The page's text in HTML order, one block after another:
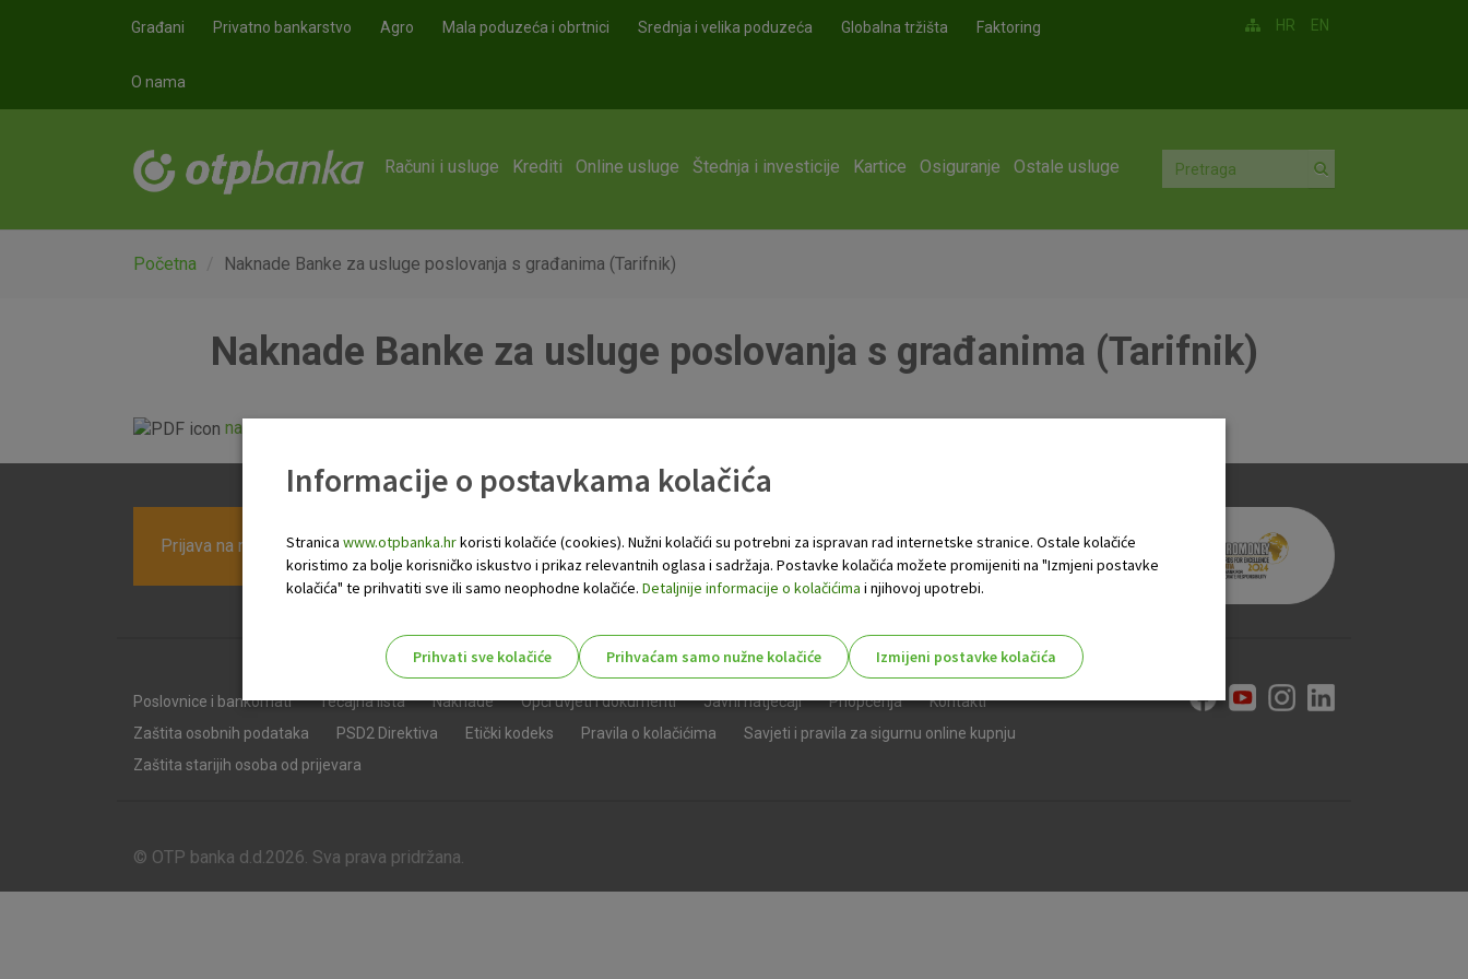
Građani Privatno bankarstvo Agro Mala poduzeća i obrtnici Srednja i velika poduzeća Globalna tržišta Faktoring
O nama
HR EN
Računi i usluge Krediti Online usluge Štednja i investicije Kartice Osiguranje Ostale usluge
Početna Naknade Banke za usluge poslovanja s građanima (Tarifnik)
Naknade Banke za usluge poslovanja s građanima (Tarifnik)
naknade_otp_banke_vrijede_od_01_travnja_2017.pdf
Prijava na newsletter OTP banke
Poslovnice i bankomati Tečajna lista Naknade Opći uvjeti i dokumenti Javni natječaji Priopćenja
Kontakti
Zaštita osobnih podataka
PSD2 Direktiva Etički kodeks Pravila o kolačićima
Savjeti i pravila za sigurnu online kupnju
Zaštita starijih osoba od prijevara
© OTP banka d.d.2026. Sva prava pridržana.
Informacije o postavkama kolačića
Stranica www.otpbanka.hrkoristi kolačiće (cookies). Nužni kolačići su potrebni za ispravan rad internetske stranice. Ostale kolačiće
koristimo za bolje korisničko iskustvo i prikaz relevantnih oglasa i sadržaja. Postavke kolačića možete promijeniti na "Izmjeni postavke
kolačića" te prihvatiti sve ili samo neophodne kolačiće. Detaljnije informacije o kolačićima i njihovoj upotrebi.
Prihvati sve kolačiće Prihvaćam samo nužne kolačiće
Izmijeni postavke kolačića